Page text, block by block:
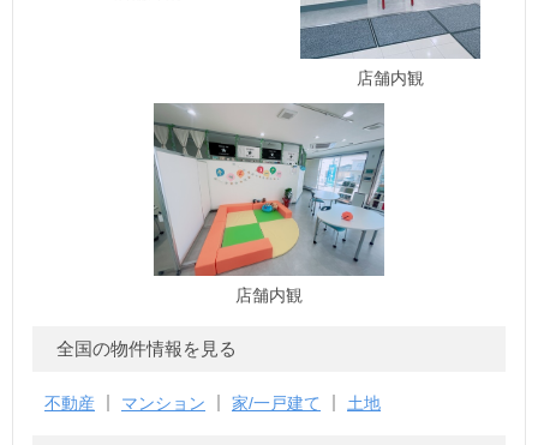
店舗内観
店舗内観
全国の物件情報を見る
不動産 マンション 家/一戸建て 土地